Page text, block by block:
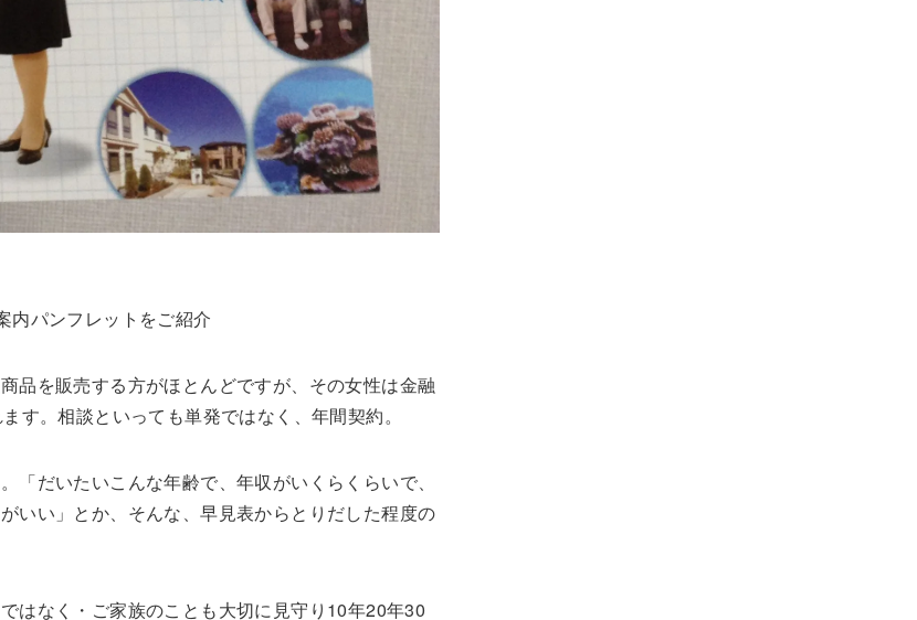
内パンフレットをご紹介
品を販売する方がほとんどですが、その女性は金融
す。相談といっても単発ではなく、年間契約。
だいたいこんな年齢で、年収がいくらくらいで、
いい」とか、そんな、早見表からとりだした程度の
はなく・ご家族のことも大切に見守り10年20年30